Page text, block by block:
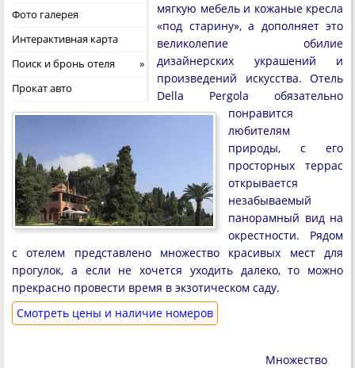
Фото галерея
Интерактивная карта
Поиск и бронь отеля
Прокат авто
мягкую мебель и кожаные кресла
«под старину», а дополняет это
великолепие обилие
дизайнерских украшений и
произведений искусства. Отель
Della Pergola обязательно
понравится
любителям
природы, с его
просторных террас
открывается
незабываемый
панорамный вид на
окрестности. Рядом
с отелем представлено множество красивых мест для
прогулок, а если не хочется уходить далеко, то можно
прекрасно провести время в экзотическом саду.
Cмотреть цены и наличие номеров
Множество